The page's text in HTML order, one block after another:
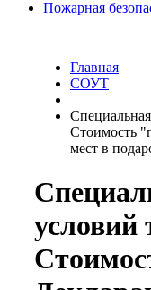
Пожарная
Главная
СОУТ
Стоимость
мест в